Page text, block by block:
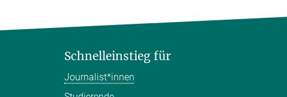
Schnelleinstieg für
Journalist*innen